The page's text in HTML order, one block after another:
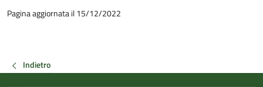
Pagina aggiornata il 15/12/2022
Indietro